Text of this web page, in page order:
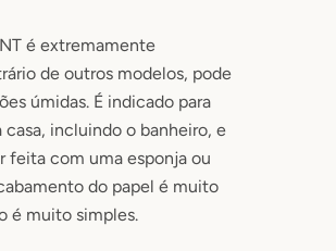
é extremamente
de outros modelos, pode
úmidas. É indicado para
incluindo o banheiro, e
feita com uma esponja ou
do papel é muito
é muito simples.